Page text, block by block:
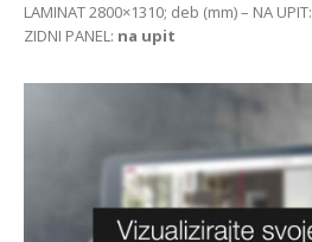
LAMINAT 2800×1310; deb (mm) – NA UPIT:
ZIDNI PANEL: na upit